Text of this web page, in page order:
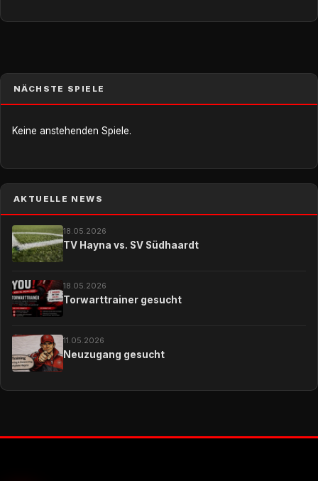
NÄCHSTE SPIELE
Keine anstehenden Spiele.
AKTUELLE NEWS
18.05.2026
TV Hayna vs. SV Südhaardt
18.05.2026
Torwarttrainer gesucht
11.05.2026
Neuzugang gesucht